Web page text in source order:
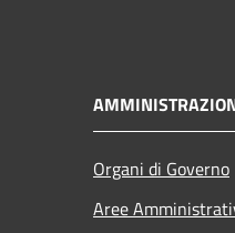
Organi di Governo
Aree